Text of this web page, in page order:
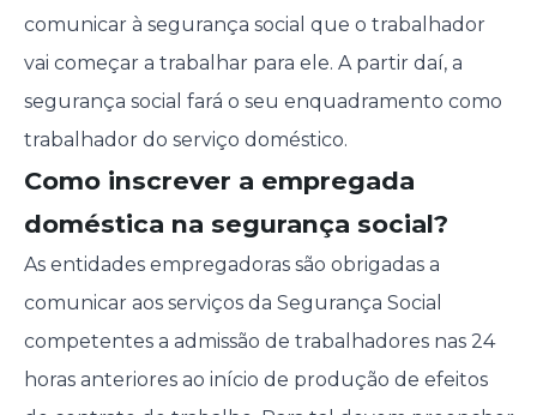
comunicar à segurança social que o trabalhador
vai começar a trabalhar para ele. A partir daí, a
segurança social fará o seu enquadramento como
trabalhador do serviço doméstico.
Como inscrever a empregada
doméstica na segurança social?
As entidades empregadoras são obrigadas a
comunicar aos serviços da Segurança Social
competentes a admissão de trabalhadores nas 24
horas anteriores ao início de produção de efeitos